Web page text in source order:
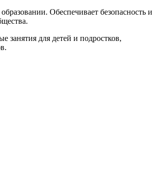
Обеспечивает безопасность и
занятия для детей и подростков,